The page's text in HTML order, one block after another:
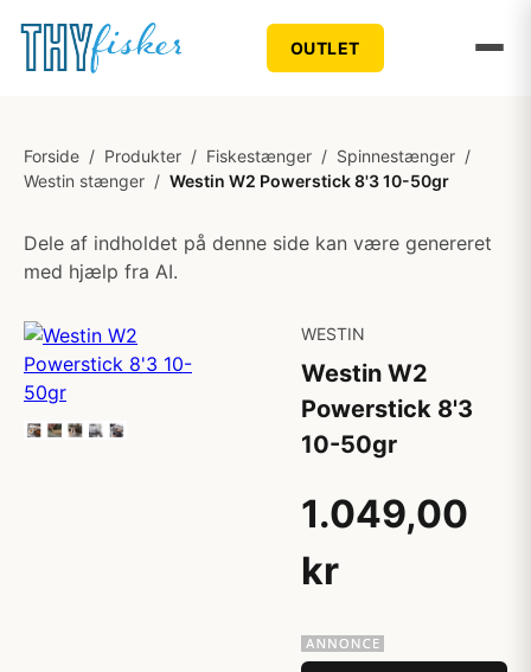
OUTLET
Forside / Produkter / Fiskestænger / Spinnestænger /
Westin stænger / Westin W2 Powerstick 8'3 10-50gr
Dele af indholdet på denne side kan være genereret
med hjælp fra AI.
WESTIN
Westin W2
Powerstick 8'3
10-50gr
1.049,00
kr